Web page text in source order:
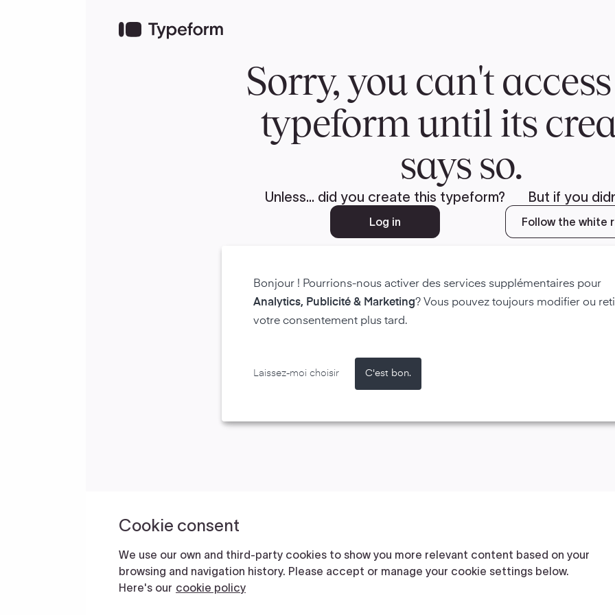
Bonjour ! Pourrions-nous activer des services supplémentaires pour
Analytics, Publicité & Marketing? Vous pouvez toujours modifier ou
votre consentement plus tard.
Laissez-moi choisir C'est bon.